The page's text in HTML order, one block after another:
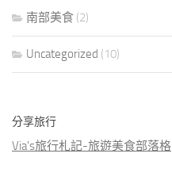
南部美食 (2)
Uncategorized (10)
分享旅行
Via's旅行札記-旅遊美食部落格